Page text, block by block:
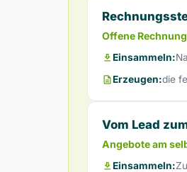
Offene
Einsammeln:
Erzeugen:die
Vom Lead
Angebote am
Einsammeln: